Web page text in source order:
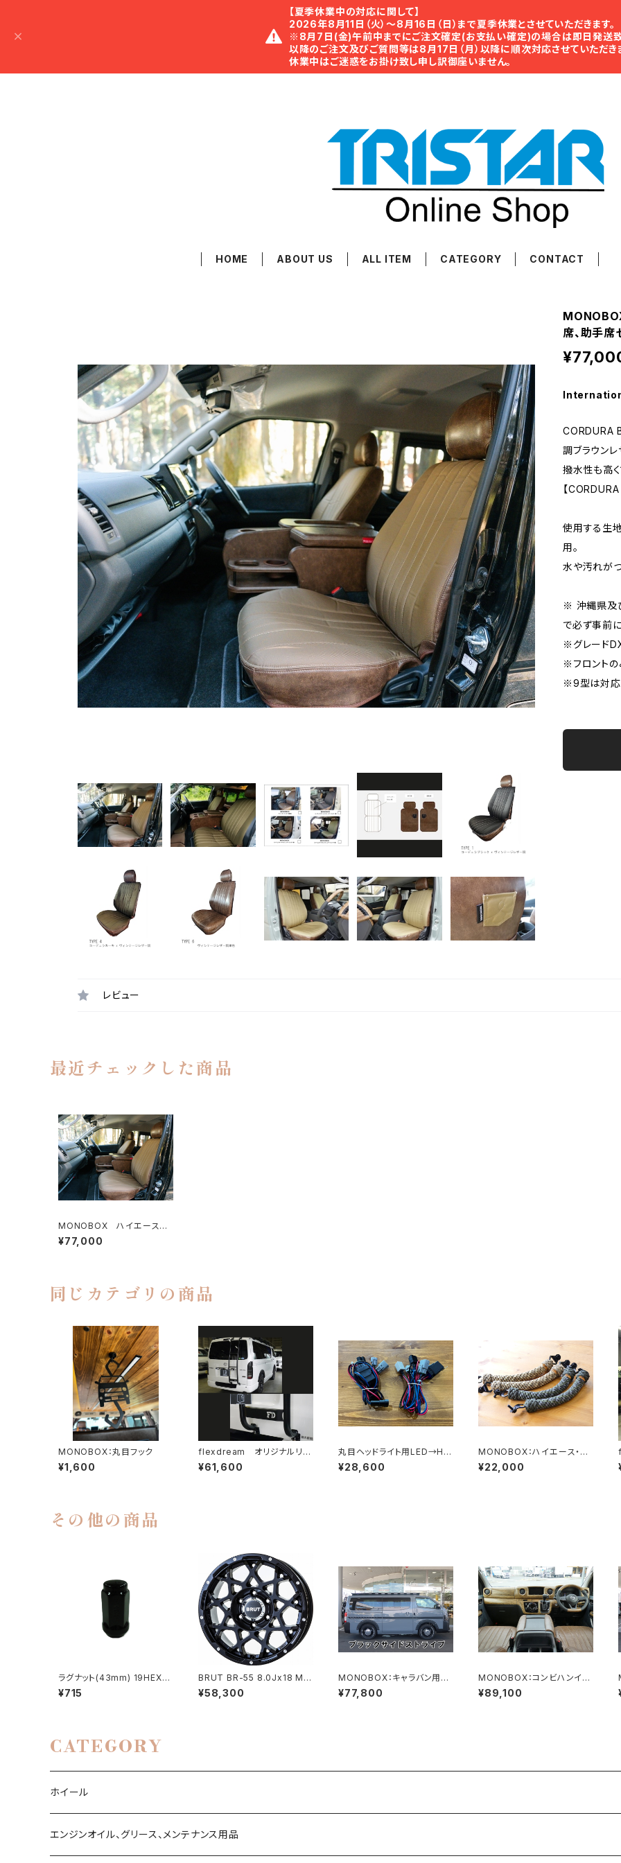
【夏季休業中の対応に関して】
2026年8月11日（火）〜8月16日（日）まで夏季休業とさせていた
※8月7日(金)午前中までにご注文確定(お支払い確定)の場合は即日発送致
以降のご注文及びご質問等は8月17日（月）以降に順次対応させていただき
休業中はご迷惑をお掛け致し申し訳御座いません。
HOME ABOUT US ALL ITEM CATEGORY CONTACT
席、助手
CORDURA
調ブラウンレ
撥水性も高
【
使用する生
用。
水や汚れが
※ 沖縄県及
で必ず事前
※グレード
※フロントの
※9型は対
レビュー
最近チェックした商品
MONOBOX ハイエース用
フロントシートカバー（運転
席、助手席セット） バリエー
¥77,000
同じカテゴリの商品
MONOBOX：丸目フック
¥1,600
flexdream オリジナルリア
ラダー（標準ボディ）
¥61,600
丸目ヘッドライト用LED→H4
変換ハーネス
¥28,600
MONOBOX：ハイエース・タ
ウンエース用アシストグリップ
2本SET
¥22,000
その他の商品
ラグナット(43mm) 19HEX
（ブラック）
¥715
BRUT BR-55 8.0Jx18 Mill
ed SatinBlack - Champa
gne Gold
¥58,300
MONOBOX：キャラバン用サ
イドストライプ
¥77,800
MONOBOX：コンビハンイン
テリアパネルセット（キャラバン
用）
¥89,100
CATEGORY
ホイール
ハイエース200系
エンジンオイル、グリース、メンテナンス用品